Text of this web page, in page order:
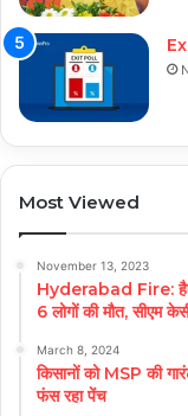
Most Viewed
November 13, 2023
Hyderabad Fire:
6 लोगों की मौत, सीएम
March 8, 2024
किसानों को MSP की
फंस रहा पेंच